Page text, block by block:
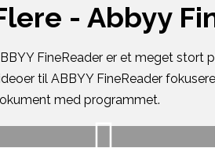
- Abbyy
FineReader er et meget stort
til ABBYY FineReader
med programmet.